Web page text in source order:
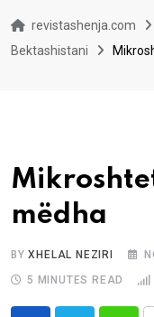
revistashenja.com
Bektashistani
mëdha
BYXHELAL NEZIRI
5 MINUTES READ